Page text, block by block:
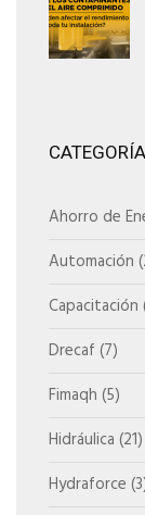
Ahorro de
Automación
Capacitación
Drecaf (7)
Fimaqh (5)
Hidráulica (21)
Hydraforce